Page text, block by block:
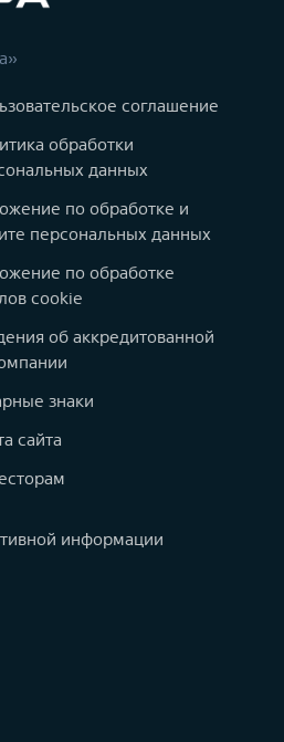
соглашение
обработки
данных
по обработке и
персональных данных
по обработке
cookie
об аккредитованной
знаки
сайта
информации